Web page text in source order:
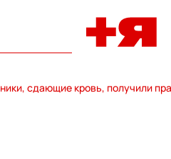
сдающие кровь, получили